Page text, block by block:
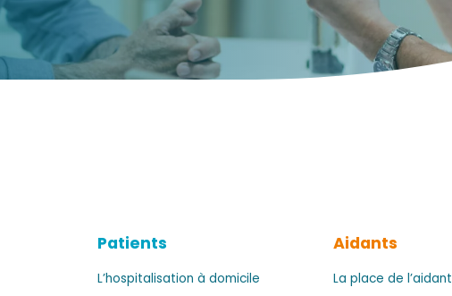
Patients
L’hospitalisation à domicile
Aidants
La place de l’aidant